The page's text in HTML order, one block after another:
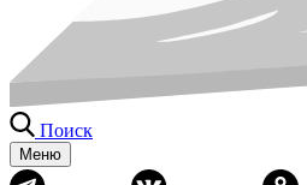
Поиск
Меню